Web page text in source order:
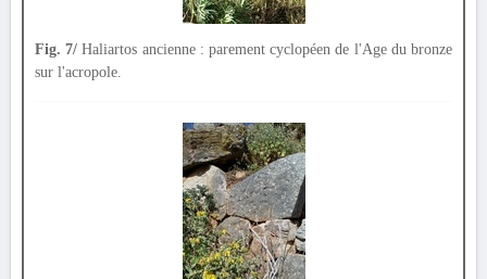
Fig. 7/ Haliartos ancienne : parement cyclopéen de l'Age du bronze
sur l'acropole.